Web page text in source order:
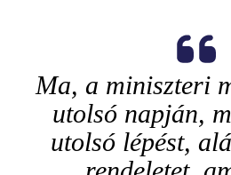
Ma, a miniszteri
utolsó napján,
utolsó lépést,